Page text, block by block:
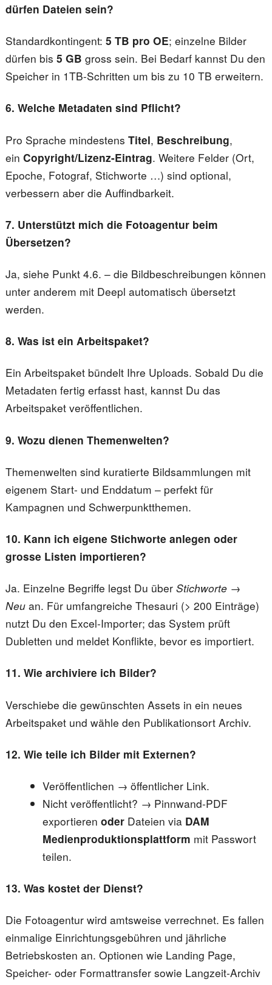
dürfen Dateien sein?
Standardkontingent: 5 TB pro OE; einzelne Bilder
dürfen bis 5 GB gross sein. Bei Bedarf kannst Du den
Speicher in 1TB-Schritten um bis zu 10 TB erweitern.
6. Welche Metadaten sind Pflicht?
Pro Sprache mindestens Titel, Beschreibung,
ein Copyright/Lizenz-Eintrag. Weitere Felder (Ort,
Epoche, Fotograf, Stichworte …) sind optional,
verbessern aber die Auffindbarkeit.
7. Unterstützt mich die Fotoagentur beim
Übersetzen?
Ja, siehe Punkt 4.6. – die Bildbeschreibungen können
unter anderem mit Deepl automatisch übersetzt
werden.
8. Was ist ein Arbeitspaket?
Ein Arbeitspaket bündelt Ihre Uploads. Sobald Du die
Metadaten fertig erfasst hast, kannst Du das
Arbeitspaket veröffentlichen.
9. Wozu dienen Themenwelten?
Themenwelten sind kuratierte Bildsammlungen mit
eigenem Start- und Enddatum – perfekt für
Kampagnen und Schwerpunktthemen.
10. Kann ich eigene Stichworte anlegen oder
grosse Listen importieren?
Ja. Einzelne Begriffe legst Du über Stichworte →
Neuan. Für umfangreiche Thesauri (> 200 Einträge)
nutzt Du den Excel-Importer; das System prüft
Dubletten und meldet Konflikte, bevor es importiert.
11. Wie archiviere ich Bilder?
Verschiebe die gewünschten Assets in ein neues
Arbeitspaket und wähle den Publikationsort Archiv.
12. Wie teile ich Bilder mit Externen?
Veröffentlichen → öffentlicher Link.
Nicht veröffentlicht? → Pinnwand-PDF
exportieren oderDateien via DAM
Medienproduktionsplattform mit Passwort
teilen.
13. Was kostet der Dienst?
Die Fotoagentur wird amtsweise verrechnet. Es fallen
einmalige Einrichtungsgebühren und jährliche
Betriebskosten an. Optionen wie Landing Page,
Speicher- oder Formattransfer sowie Langzeit-Archiv